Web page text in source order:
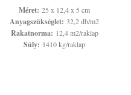
Méret: 25 x 12,4 x 5 cm
Anyagszükséglet: 32,2 db/m2
Rakatnorma: 12,4 m2/raklap
Súly: 1410 kg/raklap